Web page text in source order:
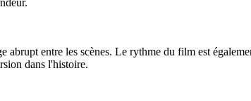
entre les scènes. Le rythme du film est
dans l'histoire.